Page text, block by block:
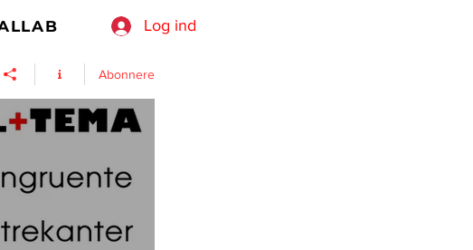
Log ind
Abonnere